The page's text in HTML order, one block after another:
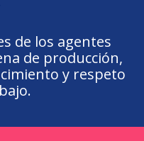
de los agentes
de producción,
y respeto